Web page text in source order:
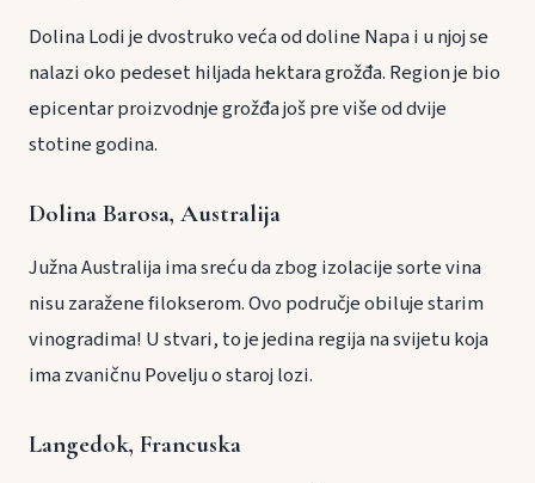
Dolina Lodi je dvostruko veća od doline Napa i u njoj se
nalazi oko pedeset hiljada hektara grožđa. Region je bio
epicentar proizvodnje grožđa još pre više od dvije
stotine godina.
Dolina Barosa, Australija
Južna Australija ima sreću da zbog izolacije sorte vina
nisu zaražene filokserom. Ovo područje obiluje starim
vinogradima! U stvari, to je jedina regija na svijetu koja
ima zvaničnu Povelju o staroj lozi.
Langedok, Francuska